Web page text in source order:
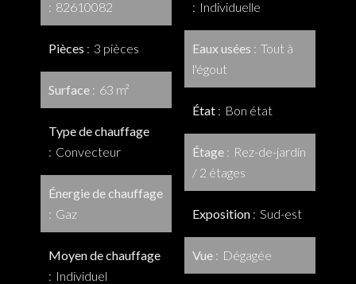
82610082
Pièces 3 pièces
Surface 63 m²
Type de chauffage
Convecteur
Énergie de chauffage
Gaz
Moyen de chauffage
Individuel
Individuelle
Eaux usées
Tout à
l'égout
État Bon état
Étage
Rez-de-jardin
/ 2 étages
Exposition Sud-est
Vue Dégagée